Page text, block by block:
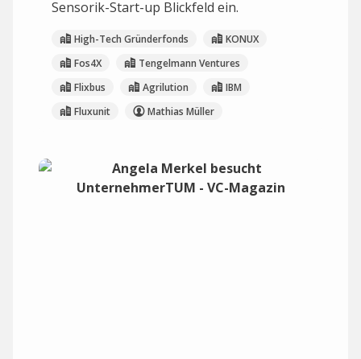
Sensorik-Start-up Blickfeld ein.
High-Tech Gründerfonds
KONUX
Fos4X
Tengelmann Ventures
Flixbus
Agrilution
IBM
Fluxunit
Mathias Müller